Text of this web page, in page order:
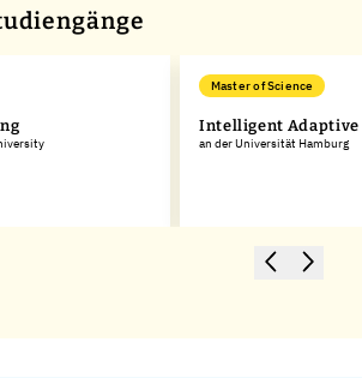
Master of Science
Intelligent Adaptive
an der Universität Hamburg